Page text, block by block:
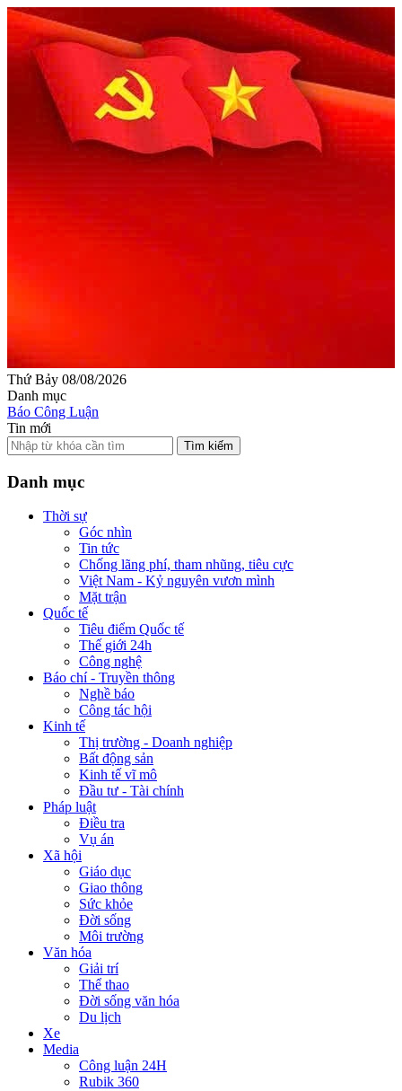
Thứ Bảy 08/08/2026
Danh mục
Báo Công Luận
Tin mới
Tìm kiếm
Danh mục
Thời sự
Góc nhìn
Tin tức
Chống lãng phí, tham nhũng, tiêu cực
Việt Nam - Kỷ nguyên vươn mình
Mặt trận
Quốc tế
Tiêu điểm Quốc tế
Thế giới 24h
Công nghệ
Báo chí - Truyền thông
Nghề báo
Công tác hội
Kinh tế
Thị trường - Doanh nghiệp
Bất động sản
Kinh tế vĩ mô
Đầu tư - Tài chính
Pháp luật
Điều tra
Vụ án
Xã hội
Giáo dục
Giao thông
Sức khỏe
Đời sống
Môi trường
Văn hóa
Giải trí
Thể thao
Đời sống văn hóa
Du lịch
Xe
Media
Công luận 24H
Rubik 360